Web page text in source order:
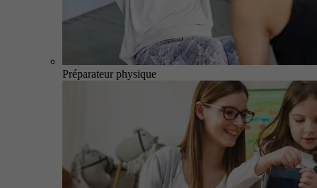
Préparateur physique